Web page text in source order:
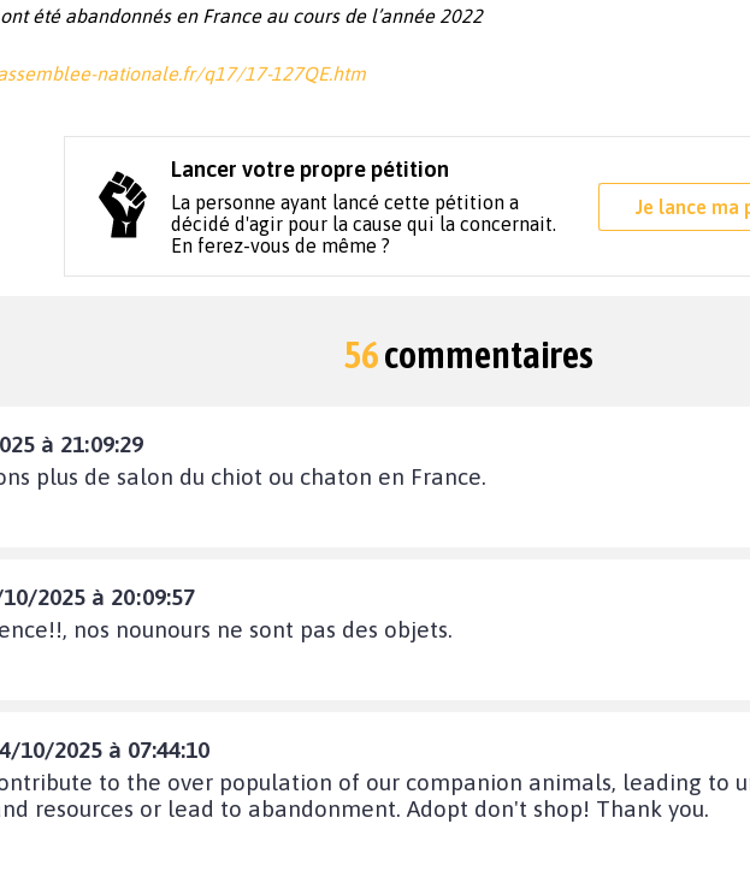
été abandonnés en France au cours de l’année 2022
nationale.fr/q17/17-127QE.htm
Lancer votre propre pétition
La personne ayant lancé cette pétition a
décidé d'agir pour la cause qui la concernait.
En ferez-vous de même ?
Je lance ma
56commentaires
à 21:09:29
plus de salon du chiot ou chaton en France.
2025 à 20:09:57
nos nounours ne sont pas des objets.
10/2025 à 07:44:10
to the over population of our companion animals, leading to
resources or lead to abandonment. Adopt don't shop! Thank you.